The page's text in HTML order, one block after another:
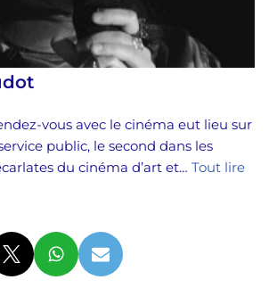
vous avec le cinéma eut lieu sur
public, le second dans les
du cinéma d’art et… Tout lire